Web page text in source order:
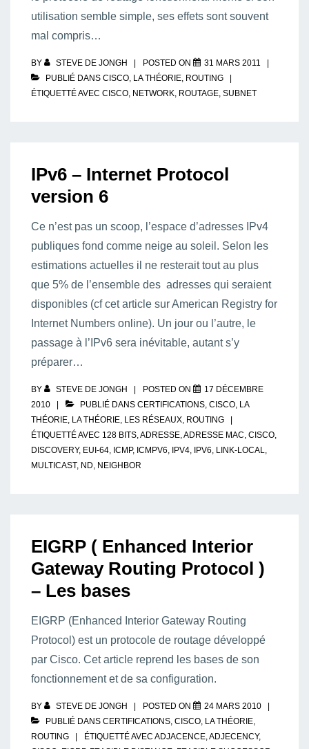
utilisation semble simple, ses effets sont souvent
mal compris…
BY STEVE DE JONGH POSTED ON
31 MARS 2011
PUBLIÉ DANS CISCO, LA THÉORIE, ROUTING
ÉTIQUETTÉ AVEC CISCO, NETWORK, ROUTAGE, SUBNET
IPv6 – Internet Protocol
version 6
Ce n’est pas un scoop, l’espace d’adresses IPv4
publiques fond comme neige au soleil. Selon les
estimations actuelles il ne resterait tout au plus
que 5% de l’ensemble des adresses qui seraient
disponibles (cf cet article sur American Registry for
Internet Numbers online). Un jour ou l’autre, le
passage à l’IPv6 sera inévitable, autant s’y
préparer…
BY STEVE DE JONGH POSTED ON
17 DÉCEMBRE
2010
PUBLIÉ DANS CERTIFICATIONS, CISCO, LA
THÉORIE, LA THÉORIE, LES RÉSEAUX, ROUTING
ÉTIQUETTÉ AVEC 128 BITS,ADRESSE,ADRESSE MAC, CISCO,
DISCOVERY, EUI-64, ICMP, ICMPV6, IPV4, IPV6, LINK-LOCAL,
MULTICAST, ND, NEIGHBOR
EIGRP ( Enhanced Interior
Gateway Routing Protocol )
– Les bases
EIGRP (Enhanced Interior Gateway Routing
Protocol) est un protocole de routage développé
par Cisco. Cet article reprend les bases de son
fonctionnement et de sa configuration.
BY STEVE DE JONGH POSTED ON
24 MARS 2010
PUBLIÉ DANS CERTIFICATIONS, CISCO, LA THÉORIE,
ROUTING
ÉTIQUETTÉ AVEC ADJACENCE,ADJECENCY,